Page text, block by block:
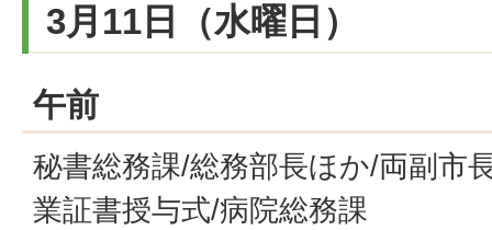
3月11日（水曜日）
午前
秘書総務課/総務部長ほか/両副市
業証書授与式/病院総務課